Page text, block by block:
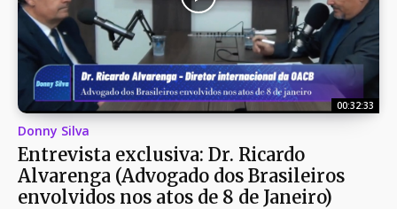
00:32:33
Donny Silva
Entrevista exclusiva: Dr. Ricardo
Alvarenga (Advogado dos Brasileiros
envolvidos nos atos de 8 de Janeiro)